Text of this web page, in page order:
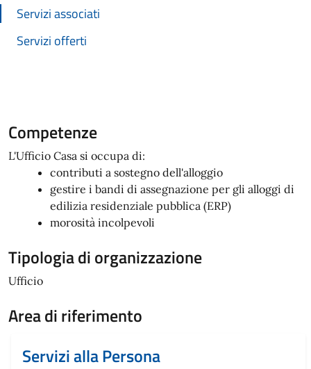
Servizi associati
Servizi offerti
Competenze
L'Ufficio Casa si occupa di:
contributi a sostegno dell'alloggio
gestire i bandi di assegnazione per gli alloggi di
edilizia residenziale pubblica (ERP)
morosità incolpevoli
Tipologia di organizzazione
Ufficio
Area di riferimento
Servizi alla Persona